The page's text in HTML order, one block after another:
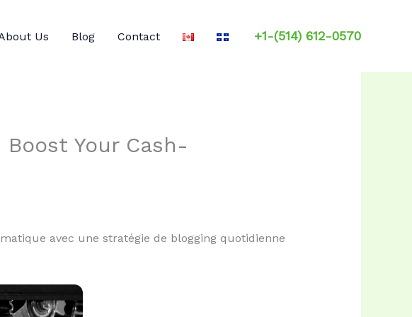
Us Blog Contact +1-(514) 612-0570
Your Cash-
avec une stratégie de blogging quotidienne